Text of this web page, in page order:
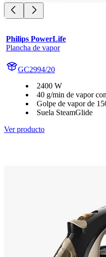
Philips PowerLife
Plancha de vapor
GC2994/20
2400 W
40 g/min de vapor
Golpe de vapor de
Suela SteamGlide
Ver producto